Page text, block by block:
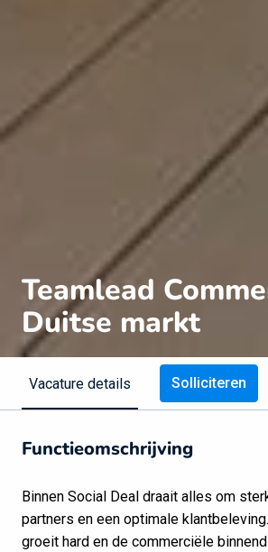
Teamlead
Duitse markt
Vacature details Solliciteren
Functieomschrijving
Binnen Social Deal draait alles om
partners en een optimale
groeit hard en de commerciële